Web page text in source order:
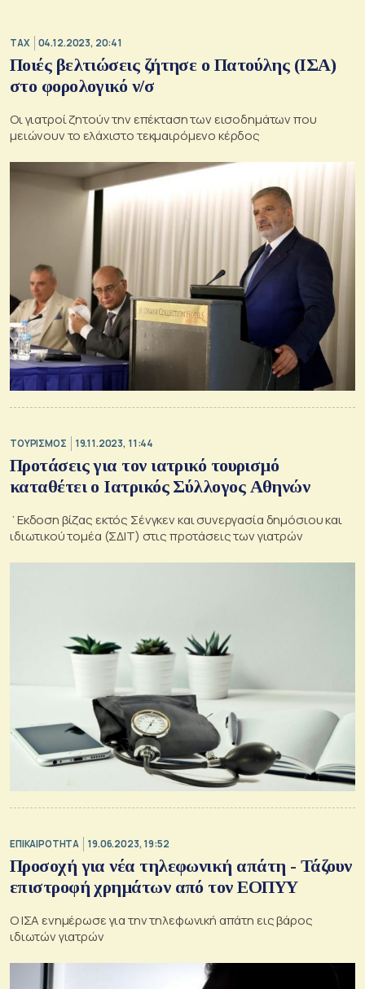
TAX 04.12.2023, 20:41
Ποιές βελτιώσεις ζήτησε ο Πατούλης (ΙΣΑ)
στο φορολογικό ν/σ
Οι γιατροί ζητούν την επέκταση των εισοδημάτων που
μειώνουν το ελάχιστο τεκμαιρόμενο κέρδος
ΤΟΥΡΙΣΜΟΣ 19.11.2023, 11:44
Προτάσεις για τον ιατρικό τουρισμό
καταθέτει ο Ιατρικός Σύλλογος Αθηνών
΄Εκδοση βίζας εκτός Σένγκεν και συνεργασία δημόσιου και
ιδιωτικού τομέα (ΣΔΙΤ) στις προτάσεις των γιατρών
ΕΠΙΚΑΙΡΟΤΗΤΑ 19.06.2023, 19:52
Προσοχή για νέα τηλεφωνική απάτη - Τάζουν
επιστροφή χρημάτων από τον ΕΟΠΥΥ
Ο ΙΣΑ ενημέρωσε για την τηλεφωνική απάτη εις βάρος
ιδιωτών γιατρών